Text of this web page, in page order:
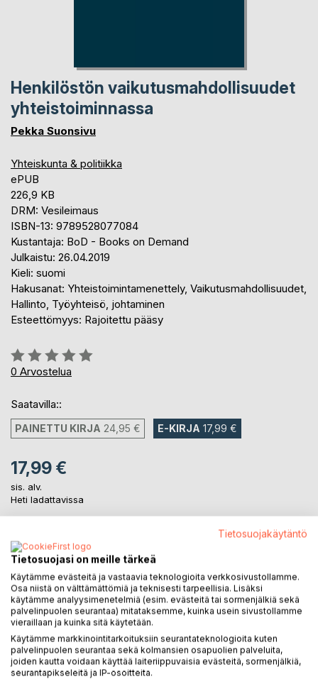
Henkilöstön vaikutusmahdollisuudet
yhteistoiminnassa
Pekka Suonsivu
Yhteiskunta & politiikka
ePUB
226,9 KB
DRM: Vesileimaus
ISBN-13: 9789528077084
Kustantaja: BoD - Books on Demand
Julkaistu: 26.04.2019
Kieli: suomi
Hakusanat: Yhteistoimintamenettely, Vaikutusmahdollisuudet,
Hallinto, Työyhteisö, johtaminen
Esteettömyys: Rajoitettu pääsy
Arvostelu::
0%
0 Arvostelua
Saatavilla::
PAINETTU KIRJA 24,95 € E-KIRJA 17,99 €
17,99 €
sis. alv.
Heti ladattavissa
Lisää muistilistalle
Arvostele tuote
Tietosuojakäytäntö
Tietosuojasi on meille tärkeä
Käytämme evästeitä ja vastaavia teknologioita verkkosivustollamme.
Osa niistä on välttämättömiä ja teknisesti tarpeellisia. Lisäksi
käytämme analyysimenetelmiä (esim. evästeitä tai sormenjälkiä sekä
palvelinpuolen seurantaa) mitataksemme, kuinka usein sivustollamme
vieraillaan ja kuinka sitä käytetään.
Käytämme markkinointitarkoituksiin seurantateknologioita kuten
palvelinpuolen seurantaa sekä kolmansien osapuolien palveluita,
joiden kautta voidaan käyttää laiteriippuvaisia evästeitä, sormenjälkiä,
seurantapikseleitä ja IP-osoitteita.